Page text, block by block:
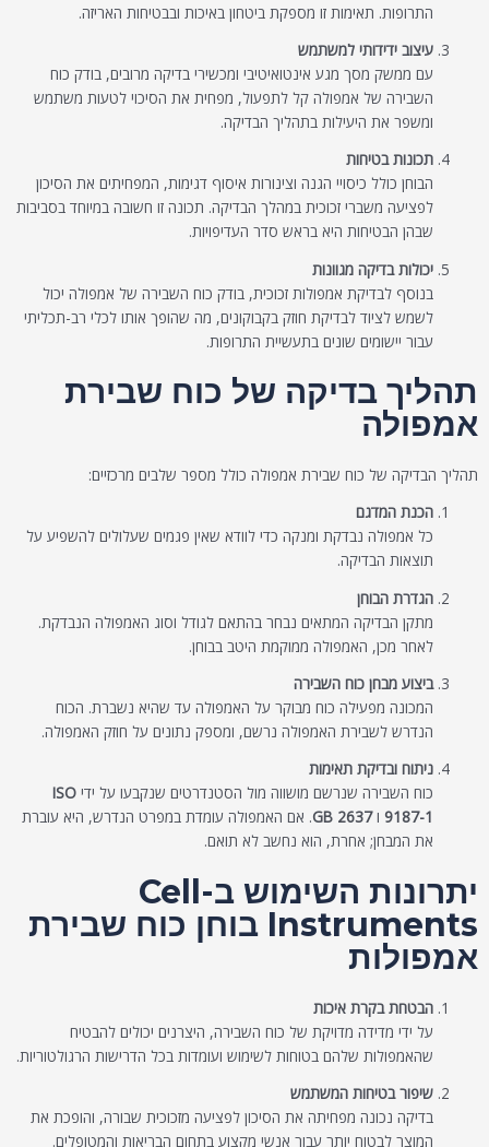
התרופות. תאימות זו מספקת ביטחון באיכות ובבטיחות האריזה.
עיצוב ידידותי למשתמש
עם ממשק מסך מגע אינטואיטיבי ומכשירי בדיקה מרובים, בודק כוח
השבירה של אמפולה קל לתפעול, מפחית את הסיכוי לטעות משתמש
ומשפר את היעילות בתהליך הבדיקה.
תכונות בטיחות
הבוחן כולל כיסויי הגנה וצינורות איסוף דגימות, המפחיתים את הסיכון
לפציעה משברי זכוכית במהלך הבדיקה. תכונה זו חשובה במיוחד בסביבות
שבהן הבטיחות היא בראש סדר העדיפויות.
יכולות בדיקה מגוונות
בנוסף לבדיקת אמפולות זכוכית, בודק כוח השבירה של אמפולה יכול
לשמש לציוד לבדיקת חוזק בקבוקונים, מה שהופך אותו לכלי רב-תכליתי
עבור יישומים שונים בתעשיית התרופות.
תהליך בדיקה של כוח שבירת
אמפולה
תהליך הבדיקה של כוח שבירת אמפולה כולל מספר שלבים מרכזיים:
הכנת המדגם
כל אמפולה נבדקת ומנקה כדי לוודא שאין פגמים שעלולים להשפיע על
תוצאות הבדיקה.
הגדרת הבוחן
מתקן הבדיקה המתאים נבחר בהתאם לגודל וסוג האמפולה הנבדקת.
לאחר מכן, האמפולה ממוקמת היטב בבוחן.
ביצוע מבחן כוח השבירה
המכונה מפעילה כוח מבוקר על האמפולה עד שהיא נשברת. הכוח
הנדרש לשבירת האמפולה נרשם, ומספק נתונים על חוזק האמפולה.
ניתוח ובדיקת תאימות
כוח השבירה שנרשם מושווה מול הסטנדרטים שנקבעו על ידיISO
9187-1 וGB 2637. אם האמפולה עומדת במפרט הנדרש, היא עוברת
את המבחן; אחרת, הוא נחשב לא תואם.
יתרונות השימוש ב-Cell
Instruments בוחן כוח שבירת
אמפולות
הבטחת בקרת איכות
על ידי מדידה מדויקת של כוח השבירה, היצרנים יכולים להבטיח
שהאמפולות שלהם בטוחות לשימוש ועומדות בכל הדרישות הרגולטוריות.
שיפור בטיחות המשתמש
בדיקה נכונה מפחיתה את הסיכון לפציעה מזכוכית שבורה, והופכת את
המוצר לבטוח יותר עבור אנשי מקצוע בתחום הבריאות והמטופלים.